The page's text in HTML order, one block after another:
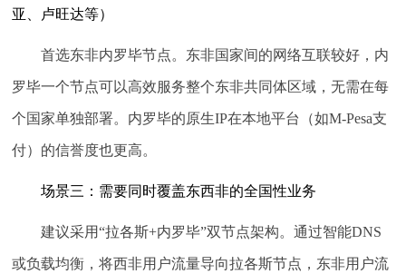
亚、卢旺达等）
首选东非内罗毕节点。东非国家间的网络互联较好，内
罗毕一个节点可以高效服务整个东非共同体区域，无需在每
个国家单独部署。内罗毕的原生IP在本地平台（如M-Pesa支
付）的信誉度也更高。
场景三：需要同时覆盖东西非的全国性业务
建议采用“拉各斯+内罗毕”双节点架构。通过智能DNS
或负载均衡，将西非用户流量导向拉各斯节点，东非用户流